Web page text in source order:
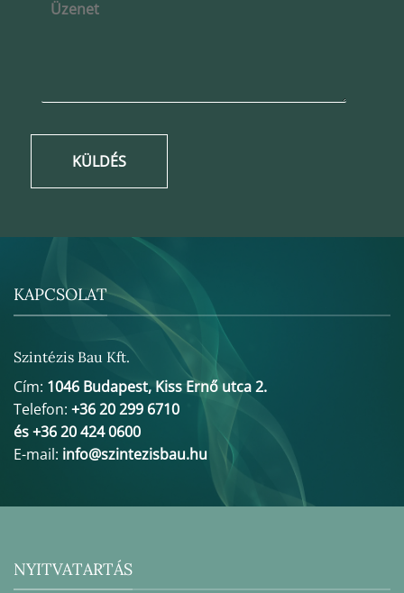
KÜLDÉS
KAPCSOLAT
Szintézis Bau Kft.
Cím: 1046 Budapest, Kiss Ernő utca 2.
Telefon: +36 20 299 6710
és +36 20 424 0600
E-mail: info@szintezisbau.hu
NYITVATARTÁS